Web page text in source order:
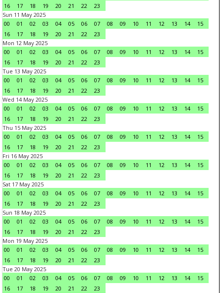
16
17 18 19 20 21 22
23
Sun 11 May 2025
00
01 02 03 04 05 06 07 08 09 10 11 12 13 14
15
16
17 18 19 20 21 22
23
Mon 12 May 2025
00
01 02 03 04 05 06 07 08 09 10 11 12 13 14
15
16
17 18 19 20 21 22
23
Tue 13 May 2025
00
01 02 03 04 05 06 07 08 09 10 11 12 13 14
15
16
17 18 19 20 21 22
23
Wed 14 May 2025
00
01 02 03 04 05 06 07 08 09 10 11 12 13 14
15
16
17 18 19 20 21 22
23
Thu 15 May 2025
00
01 02 03 04 05 06 07 08 09 10 11 12 13 14
15
16
17 18 19 20 21 22
23
Fri 16 May 2025
00
01 02 03 04 05 06 07 08 09 10 11 12 13 14
15
16
17 18 19 20 21 22
23
Sat 17 May 2025
00
01 02 03 04 05 06 07 08 09 10 11 12 13 14
15
16
17 18 19 20 21 22
23
Sun 18 May 2025
00
01 02 03 04 05 06 07 08 09 10 11 12 13 14
15
16
17 18 19 20 21 22
23
Mon 19 May 2025
00
01 02 03 04 05 06 07 08 09 10 11 12 13 14
15
16
17 18 19 20 21 22
23
Tue 20 May 2025
00
01 02 03 04 05 06 07 08 09 10 11 12 13 14
15
16
17 18 19 20 21 22
23